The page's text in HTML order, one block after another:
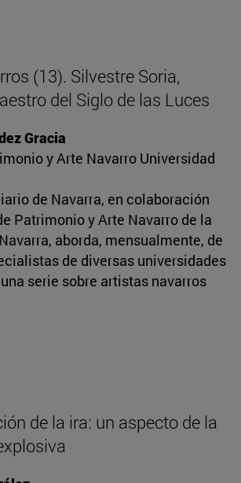
(13). Silvestre Soria,
del Siglo de las Luces
Gracia
y Arte Navarro Universidad
de Navarra, en colaboración
Patrimonio y Arte Navarro de la
aborda, mensualmente, de
de diversas universidades
serie sobre artistas navarros
de la ira: un aspecto de la